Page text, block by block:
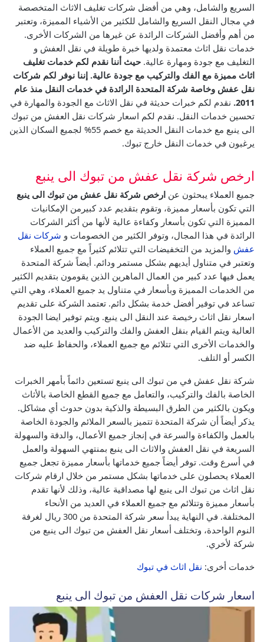
السريع والشامل، وهي من أفضل شركات تغليف الاثاث المتخصصة
في مجال النقل السريع والشامل للكثير من الأشياء المميزة، وتعتبر
من أهم وأفضل الشركات الرائدة عن غيرها من الشركات الأخرى.
خدمات نقل اثاث معتمدة ولديها خبرة طويلة في نقل العفش و
التغليف مع جودة ومهارة عالية. حيث أننا نقدم لكم خدمات تغليف
اثاث مميزة مع الفك والتركيب مع جودة عالية. إننا نوفر لكم شركات
نقل عفش وخاصة شركة المتحدة الرائدة في خدمات النقل منذ عام
2011. نقدم لكم خبرات حديثة في نقل الاثاث مع الجودة والمهارة في
تحسين خدمات النقل. نقدم لكم اسعار شركات نقل العفش من تبوك
الى ينبع مع خدمات النقل الحديثة مع خصم 55% لجميع السكان الذين
يرغبون في خدمات النقل خارج تبوك.
ارخص شركة نقل عفش من تبوك الى ينبع
جميع العملاء يبحثون عن ارخص شركة نقل عفش من تبوك الى ينبع
التي تكون بأسعار مميزة، وتقوم بتقديم عدد كبيرمن الإمكانيات
المميزة التي تكون بأسعار وكفاءة عالية لأنها من أكثر الشركات
الرائدة في هذا المجال، وتوفر الكثير من الخصومات و شركات نقل
عفش والمزيد من التخفيضات التي تتلائم كثيراً مع جميع العملاء
وتعتبر في متناول أيديهم بشكل مستمر ودائم. أيضاً شركة المتحدة
يعمل فيها عدد كبير من العمال الماهرين الذين يقومون بتقديم الكثير
من الخدمات المميزة وبأسعار في متناول يد جميع العملاء، وهي التي
تساعد في توفير أفضل خدمة بشكل دائم. تعتمد الشركة على تقديم
اسعار نقل اثاث رخيصة عند النقل الى ينبع. ويتم توفير ايضا الجودة
العالية ويتم القيام بنقل العفش والفك والتركيب والعديد من الأعمال
والخدمات الأخرى التي تتلائم مع جميع العملاء، والحفاظ عليه ضد
الكسر أو التلف.
شركة نقل عفش في من تبوك الى ينبع تستعين دائماً بأمهر الخبرات
الخاصة بالفك والتركيب، والتعامل مع جميع القطع الخاصة بالأثاث
ويكون بالكثير من الطرق البسيطة والذكية بدون حدوث أي مشاكل.
يذكر أيضاً أن شركة المتحدة تتميز بالسعر الملائم والجودة الخاصة
بالعمل والكفاءة والسرعة في إنجاز جميع الأعمال، والدقة والسهولة
السريعة في نقل العفش والاثاث الى ينبع بمنتهي السهولة والعمل
في أسرع وقت. توفر أيضاً جميع خدماتها بأسعار مميزة تجعل جميع
العملاء يحصلون على خدماتها بشكل مستمر من خلال ارقام شركات
نقل اثاث من تبوك الى ينبع لها مصداقية عالية، وذلك لأنها تقدم
بأسعار مميزة وتتلائم مع جميع العملاء في العديد من الأنحاء
المختلفة.
في النهاية يبدأ سعر شركة المتحدة من 300 ريال لغرفة
النوم الواحدة، وتختلف أسعار نقل العفش من تبوك الى ينبع من
شركة لأخري.
خدمات أخرى: نقل اثاث في تبوك
اسعار شركات نقل العفش من تبوك الى ينبع